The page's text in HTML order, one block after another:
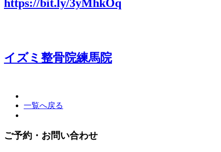
https://bit.ly/3yMhkOq
イズミ整骨院練馬院
一覧へ戻る
ご予約・お問い合わせ